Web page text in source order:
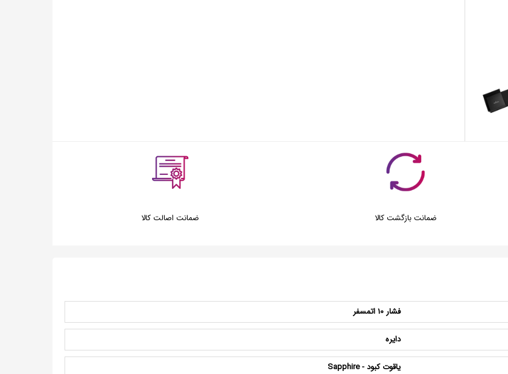
ضمانت بازگشت کالا ضمانت اصالت کالا
فشار 10 اتمسفر
دایره
یاقوت کبود - Sapphire